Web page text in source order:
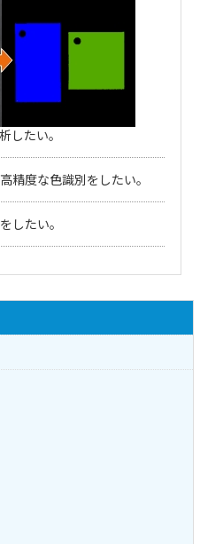
したい。
精度な色識別をしたい。
したい。